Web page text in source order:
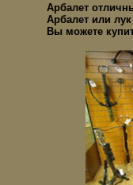
Арбалет
Арбалет или
Вы можете